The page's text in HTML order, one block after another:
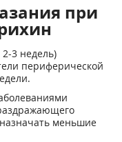
при
3 недель)
периферической
меньшие